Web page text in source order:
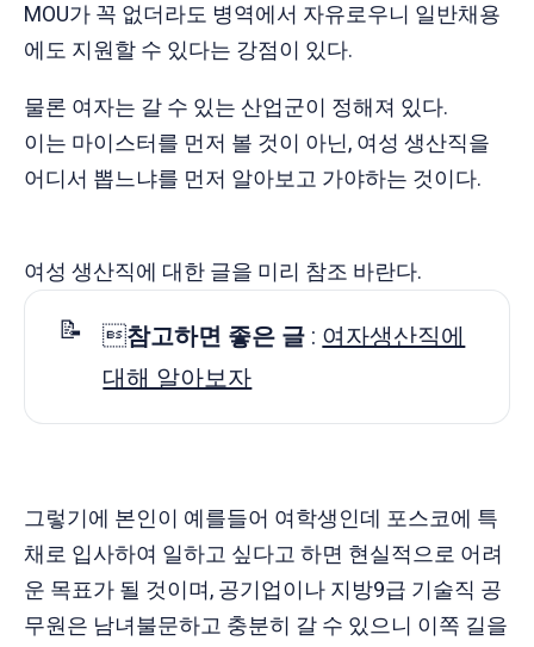
MOU가 꼭 없더라도 병역에서 자유로우니 일반채용
에도 지원할 수 있다는 강점이 있다.
물론 여자는 갈 수 있는 산업군이 정해져 있다.
이는 마이스터를 먼저 볼 것이 아닌, 여성 생산직을
어디서 뽑느냐를 먼저 알아보고 가야하는 것이다.
여성 생산직에 대한 글을 미리 참조 바란다.
📝 참고하면 좋은 글 : 여자생산직에
대해 알아보자
그렇기에 본인이 예를들어 여학생인데 포스코에 특
채로 입사하여 일하고 싶다고 하면 현실적으로 어려
운 목표가 될 것이며, 공기업이나 지방9급 기술직 공
무원은 남녀불문하고 충분히 갈 수 있으니 이쪽 길을